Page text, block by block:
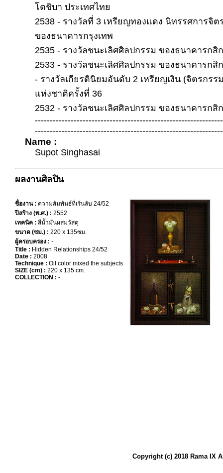
โตชิบา ประเทศไทย
2538 - รางวัลที่ 3 เหรียญทองแดง นิทรรศการจิต
ของธนาคารกรุงเทพ
2535 - รางวัลชนะเลิศศิลปกรรม ของธนาคารกสิ
2533 - รางวัลชนะเลิศศิลปกรรม ของธนาคารกสิ
- รางวัลเกียรตินิยมอันดับ 2 เหรียญเงิน (จิตรกร
แห่งชาติครั้งที่ 36
2532 - รางวัลชนะเลิศศิลปกรรม ของธนาคารกสิ
Name :
Supot Singhasai
ผลงานศิลปิน
ชื่องาน : ความสัมพันธ์ที่เร้นลับ 24/52
ปีสร้าง (พ.ศ.) : 2552
เทคนิค : สีน้ำมันผสมวัสดุ
ขนาด (ซม.) : 220 x 135ซม.
ผู้ครอบครอง : -
Title : Hidden Relationships 24/52
Date : 2008
Technique : Oil color mixed the subjects
SIZE (cm) : 220 x 135 cm.
COLLECTION : -
Copyright (c) 2018 Rama IX